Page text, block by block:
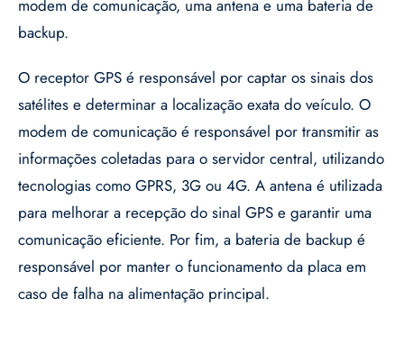
modem de comunicação, uma antena e uma bateria de
backup.
O receptor GPS é responsável por captar os sinais dos
satélites e determinar a localização exata do veículo. O
modem de comunicação é responsável por transmitir as
informações coletadas para o servidor central, utilizando
tecnologias como GPRS, 3G ou 4G. A antena é utilizada
para melhorar a recepção do sinal GPS e garantir uma
comunicação eficiente. Por fim, a bateria de backup é
responsável por manter o funcionamento da placa em
caso de falha na alimentação principal.